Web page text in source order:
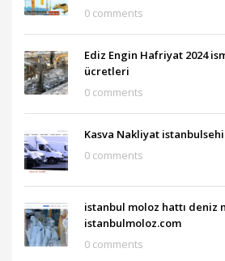
0 comments
Ediz Engin Hafriyat 2024
ücretleri
0 comments
Kasva Nakliyat
0 comments
istanbul moloz hattı deniz
istanbulmoloz.com
0 comments